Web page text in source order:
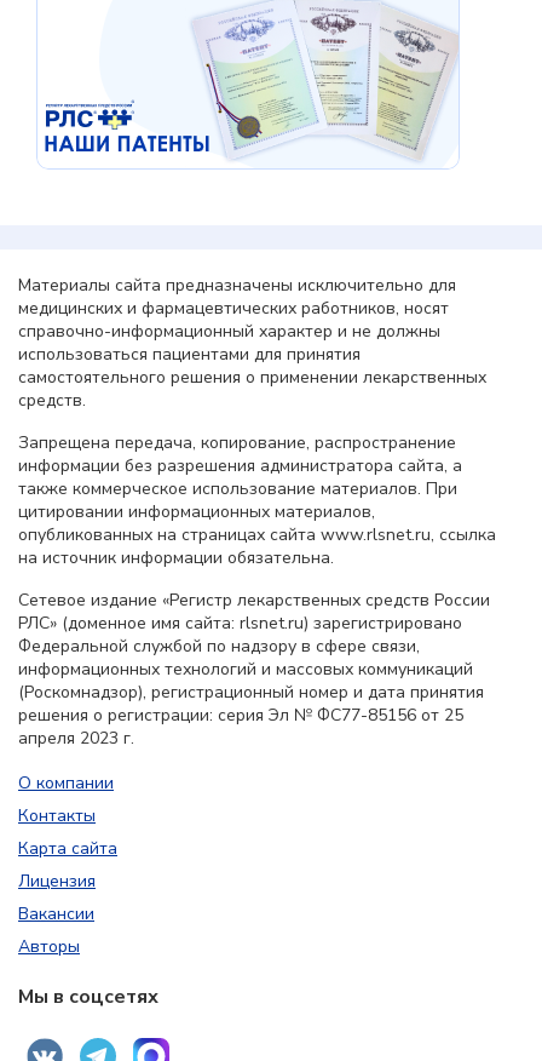
Материалы сайта предназначены исключительно для
медицинских и фармацевтических работников, носят
справочно-информационный характер и не должны
использоваться пациентами для принятия
самостоятельного решения о применении лекарственных
средств.
Запрещена передача, копирование, распространение
информации без разрешения администратора сайта, а
также коммерческое использование материалов. При
цитировании информационных материалов,
опубликованных на страницах сайта www.rlsnet.ru, ссылка
на источник информации обязательна.
Сетевое издание «Регистр лекарственных средств России
РЛС» (доменное имя сайта: rlsnet.ru) зарегистрировано
Федеральной службой по надзору в сфере связи,
информационных технологий и массовых коммуникаций
(Роскомнадзор), регистрационный номер и дата принятия
решения о регистрации: серия Эл № ФС77-85156 от 25
апреля 2023 г.
О компании
Контакты
Карта сайта
Лицензия
Вакансии
Авторы
Мы в соцсетях